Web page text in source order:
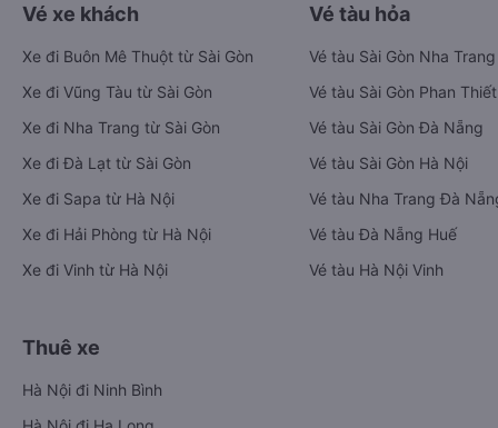
Vé xe khách
Xe đi Buôn Mê Thuột từ Sài Gòn
Xe đi Vũng Tàu từ Sài Gòn
Xe đi Nha Trang từ Sài Gòn
Xe đi Đà Lạt từ Sài Gòn
Xe đi Sapa từ Hà Nội
Xe đi Hải Phòng từ Hà Nội
Xe đi Vinh từ Hà Nội
Vé tàu hỏa
Vé tàu Sài Gòn Nha Trang
Vé tàu Sài Gòn Phan Thiết
Vé tàu Sài Gòn Đà Nẵng
Vé tàu Sài Gòn Hà Nội
Vé tàu Nha Trang Đà
Vé tàu Đà Nẵng Huế
Vé tàu Hà Nội Vinh
Thuê xe
Hà Nội đi Ninh Bình